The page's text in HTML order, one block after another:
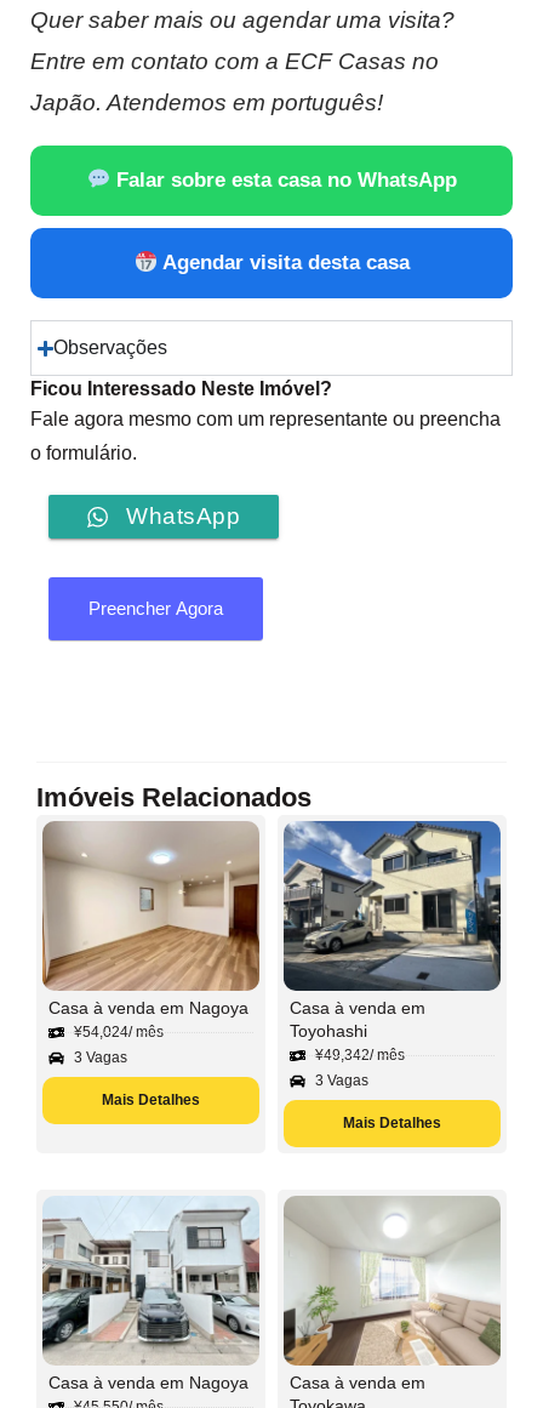
Quer saber mais ou agendar uma visita?
Entre em contato com a ECF Casas no
Japão. Atendemos em português!
Falar sobre esta casa no WhatsApp
Agendar visita desta casa
Observações
Ficou Interessado Neste Imóvel?
Fale agora mesmo com um representante ou preencha
o formulário.
WhatsApp
Preencher Agora
Imóveis Relacionados
Casa à venda em Nagoya
¥54,024/ mês
3 Vagas
Mais Detalhes
Casa à venda em
Toyohashi
¥49,342/ mês
3 Vagas
Mais Detalhes
Casa à venda em Nagoya
Casa à venda em